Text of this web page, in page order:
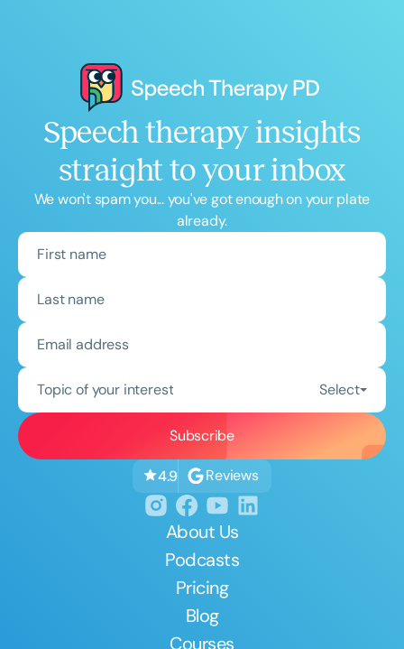
Speech therapy insights
straight to your inbox
We won't spam you... you've got enough on your plate
already.
Topic of your interest Select
4.9 Reviews
About Us
Podcasts
Pricing
Blog
Courses